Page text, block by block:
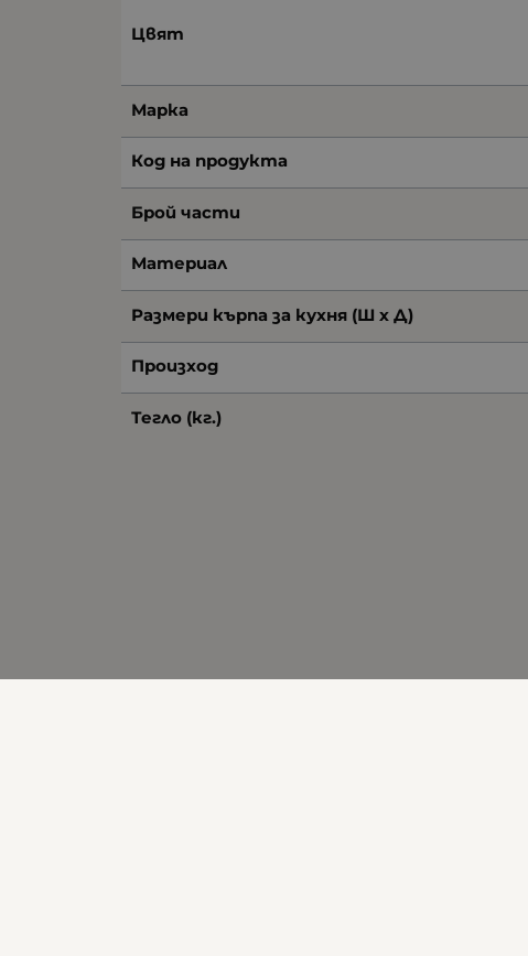
Цвят
Марка
Код на продукта
Брой части
Материал
Размери кърпа за кухня (Ш х Д)
Произход
Тегло (кг.)